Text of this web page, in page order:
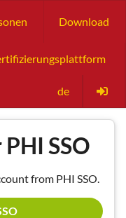
Download
de
SSO
from PHI SSO.